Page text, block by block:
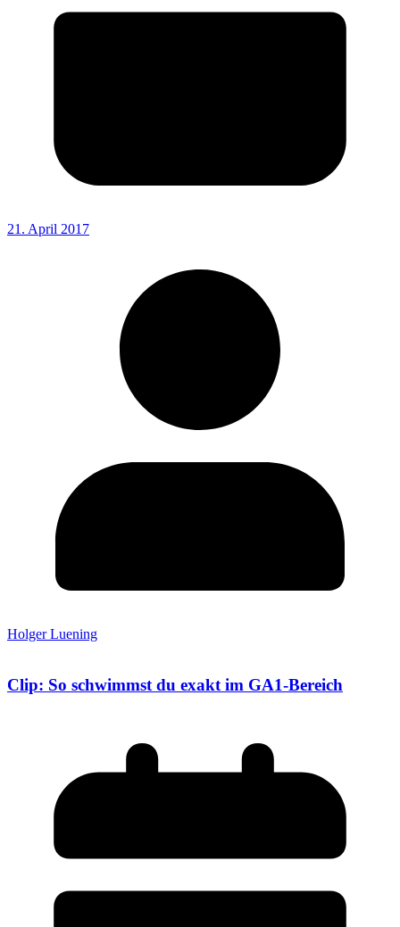
21. April 2017
Holger Luening
Clip: So schwimmst du exakt im GA1-Bereich